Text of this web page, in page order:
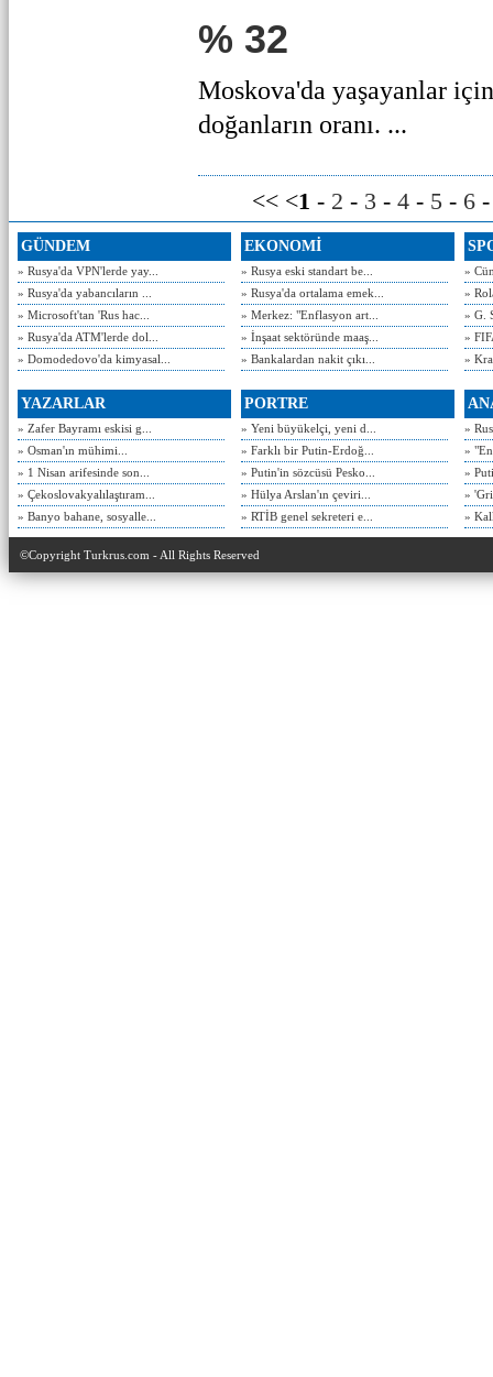
% 32
Moskova'da yaşayanlar
doğanların oranı. ...
<< <1 - 2 - 3 - 4 - 5 - 6
GÜNDEM
» Rusya'da VPN'lerde yay...
» Rusya'da yabancıların ...
» Microsoft'tan 'Rus hac...
» Rusya'da ATM'lerde dol...
» Domodedovo'da kimyasal...
EKONOMİ
» Rusya eski standart be...
» Rusya'da ortalama emek...
» Merkez: "Enflasyon art...
» İnşaat sektöründe maaş...
» Bankalardan nakit çıkı...
»
»
» G.
»
»
YAZARLAR
» Zafer Bayramı eskisi g...
» Osman'ın mühimi...
» 1 Nisan arifesinde son...
» Çekoslovakyalılaştıram...
» Banyo bahane, sosyalle...
PORTRE
» Yeni büyükelçi, yeni d...
» Farklı bir Putin-Erdoğ...
» Putin'in sözcüsü Pesko...
» Hülya Arslan'ın çeviri...
» RTİB genel sekreteri e...
»
»
»
»
»
©Copyright Turkrus.com - All Rights Reserved